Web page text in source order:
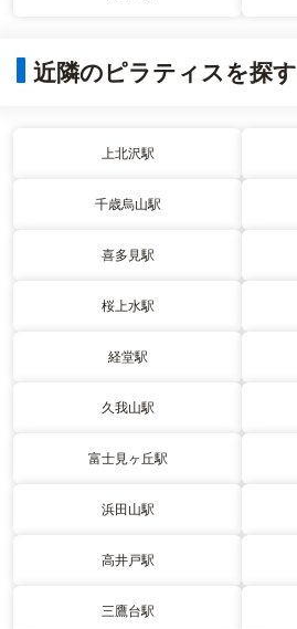
近隣のピラティスを探す
上北沢駅
千歳烏山駅
喜多見駅
桜上水駅
経堂駅
久我山駅
富士見ヶ丘駅
浜田山駅
高井戸駅
三鷹台駅